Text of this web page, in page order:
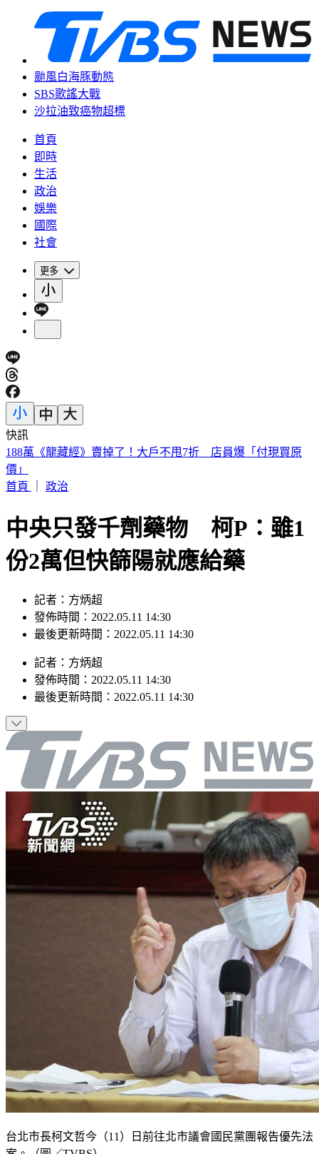
颱風白海豚動態
SBS歌謠大戰
沙拉油致癌物超標
首頁
即時
生活
政治
娛樂
國際
社會
更多
快訊
美股開盤／聯準會升息疑慮意外減緩！標普、那指「雙開高」
首頁
中央只發千劑藥物 柯P：雖1
份2萬但快篩陽就應給藥
發佈時間：2022.05.11 14:30
最後更新時間：2022.05.11 14:30
發佈時間：2022.05.11 14:30
最後更新時間：2022.05.11 14:30
案。（圖／TVBS）